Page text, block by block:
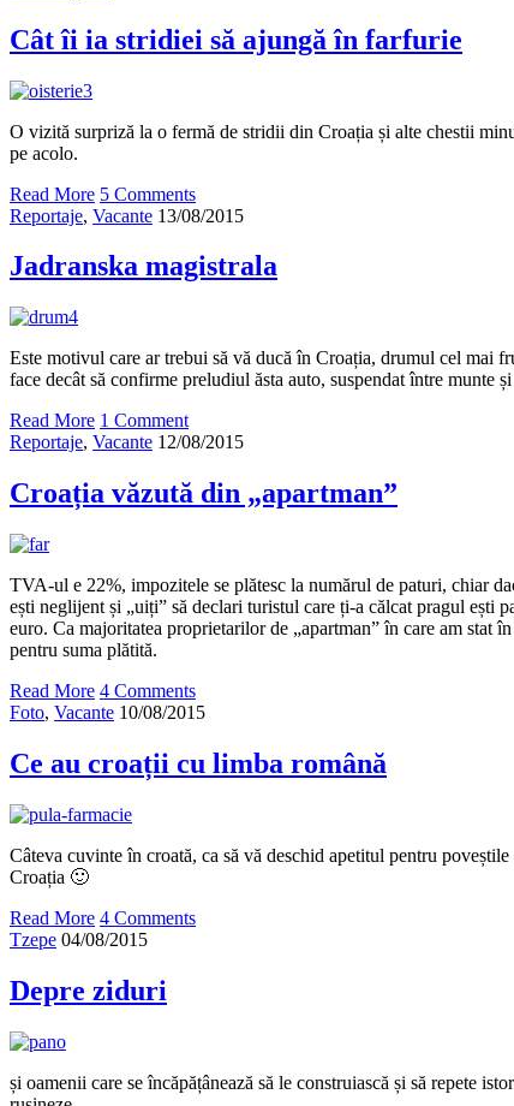
Cât îi ia stridiei să ajungă în farfurie
O vizită surpriză la o fermă de stridii din Croația și alte chestii
pe acolo.
Read More 5 Comments
Reportaje, Vacante 13/08/2015
Jadranska magistrala
Este motivul care ar trebui să vă ducă în Croația, drumul cel mai
face decât să confirme preludiul ăsta auto, suspendat între munte și
Read More 1 Comment
Reportaje, Vacante 12/08/2015
Croația văzută din „apartman”
TVA-ul e 22%, impozitele se plătesc la numărul de paturi, chiar
ești neglijent și „uiți” să declari turistul care ți-a călcat pragul ești
euro. Ca majoritatea proprietarilor de „apartman” în care am stat
pentru suma plătită.
Read More 4 Comments
Foto, Vacante 10/08/2015
Ce au croații cu limba română
Câteva cuvinte în croată, ca să vă deschid apetitul pentru
Croația 🙂
Read More 4 Comments
Tzepe 04/08/2015
Depre ziduri
și oamenii care se încăpățânează să le construiască și să repete